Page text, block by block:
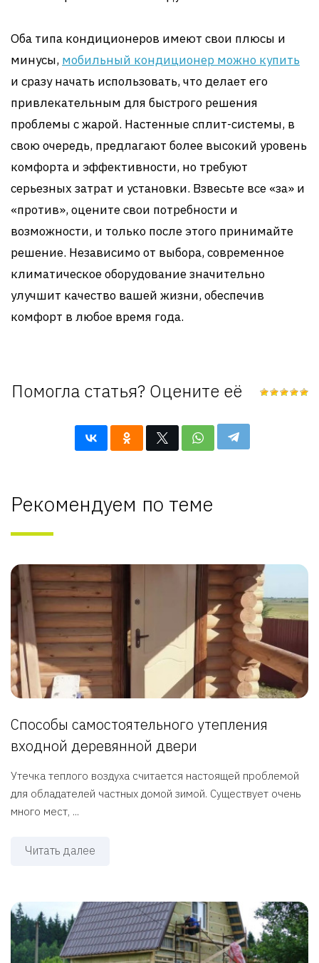
Оба типа кондиционеров имеют свои плюсы и
минусы, мобильный кондиционер можно купить
и сразу начать использовать, что делает его
привлекательным для быстрого решения
проблемы с жарой. Настенные сплит-системы, в
свою очередь, предлагают более высокий уровень
комфорта и эффективности, но требуют
серьезных затрат и установки. Взвесьте все «за» и
«против», оцените свои потребности и
возможности, и только после этого принимайте
решение. Независимо от выбора, современное
климатическое оборудование значительно
улучшит качество вашей жизни, обеспечив
комфорт в любое время года.
Помогла статья? Оцените её
Рекомендуем по теме
Способы самостоятельного утепления
входной деревянной двери
Утечка теплого воздуха считается настоящей проблемой
для обладателей частных домой зимой. Существует очень
много мест, ...
Читать далее